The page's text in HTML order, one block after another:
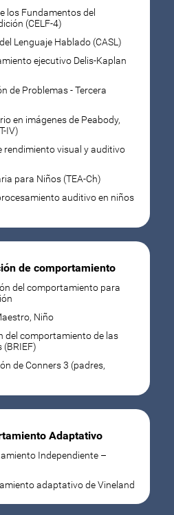
los Fundamentos del
(CELF-4)
Lenguaje Hablado (CASL)
ejecutivo Delis-Kaplan
de Problemas - Tercera
en imágenes de Peabody,
IV)
rendimiento visual y auditivo
para Niños (TEA-Ch)
auditivo en niños
de comportamiento
del comportamiento para
Niño
del comportamiento de las
de Conners 3 (padres,
Adaptativo
Independiente –
adaptativo de Vineland